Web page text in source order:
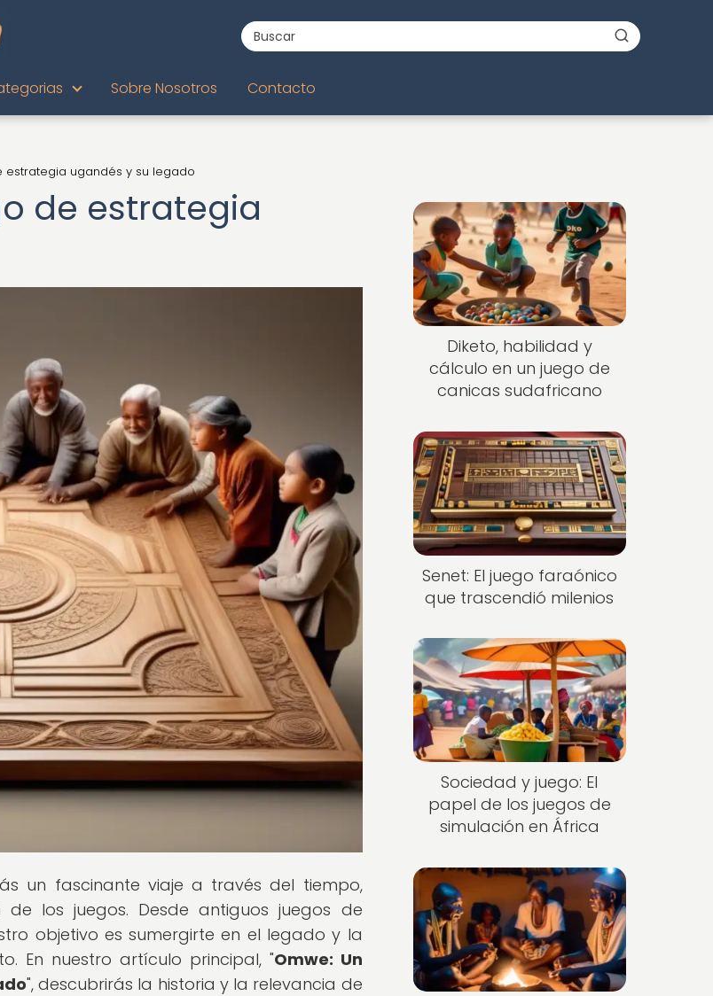
Sobre Nosotros Contacto
estrategia ugandés y su legado
de estrategia
un fascinante viaje a través del tiempo,
los juegos. Desde antiguos juegos de
objetivo es sumergirte en el legado y la
En nuestro artículo principal, "Omwe: Un
", descubrirás la historia y la relevancia de
Diketo, habilidad y
cálculo en un juego de
canicas sudafricano
Senet: El juego faraónico
que trascendió milenios
Sociedad y juego: El
papel de los juegos de
simulación en África